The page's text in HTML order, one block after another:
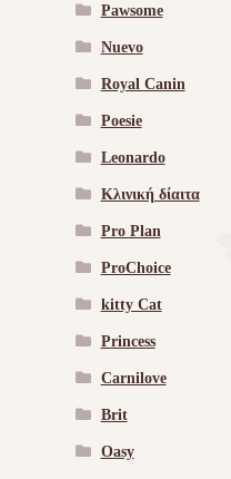
Pawsome
Nuevo
Royal Canin
Poesie
Leonardo
Κλινική δίαιτα
Pro Plan
ProChoice
kitty Cat
Princess
Carnilove
Brit
Oasy